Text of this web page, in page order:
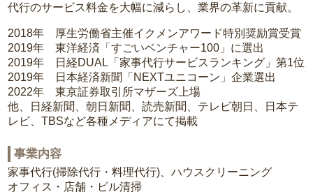
代行のサービス料金を大幅に減らし、業界の革新に貢献。
2018年 厚生労働省主催イクメンアワード特別奨励賞受賞
2019年 東洋経済「すごいベンチャー100」に選出
2019年 日経DUAL「家事代行サービスランキング」第1位
2019年 日本経済新聞「NEXTユニコーン」企業選出
2022年 東京証券取引所マザーズ上場
他、日経新聞、朝日新聞、読売新聞、テレビ朝日、日本テ
レビ、TBSなど各種メディアにて掲載
事業内容
家事代行(掃除代行・料理代行)、ハウスクリーニング
オフィス・店舗・ビル清掃